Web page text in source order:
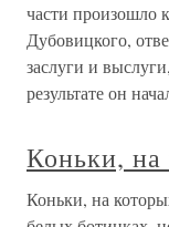
части произошло
Дубовицкого,
заслуги и
результате он
Коньки, на
Коньки, на